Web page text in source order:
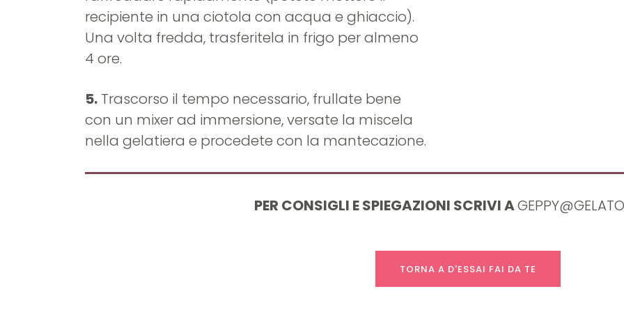
recipiente in una ciotola con acqua e ghiaccio).
Una volta fredda, trasferitela in frigo per almeno
4 ore.
5. Trascorso il tempo necessario, frullate bene
con un mixer ad immersione, versate la miscela
nella gelatiera e procedete con la mantecazione.
PER CONSIGLI E SPIEGAZIONI SCRIVI A
TORNA A D'ESSAI FAI DA TE